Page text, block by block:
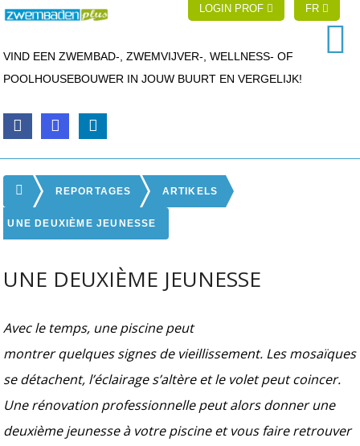
LOGIN PROF FR
VIND EEN ZWEMBAD-, ZWEMVIJVER-, WELLNESS- OF
POOLHOUSEBOUWER IN JOUW BUURT EN VERGELIJK!
REPORTAGES ARTIKELS
UNE DEUXIÈME JEUNESSE
UNE DEUXIÈME JEUNESSE
Avec le temps, une piscine peut
montrer quelques signes de vieillissement. Les mosaïques
se détachent, l’éclairage s’altère et le volet peut coincer.
Une rénovation professionnelle peut alors donner une
deuxième jeunesse à votre piscine et vous faire retrouver